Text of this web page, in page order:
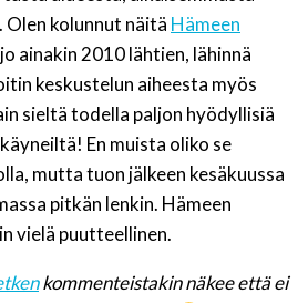
Olen kolunnut näitä Hämeen
ainakin 2010 lähtien, lähinnä
keskustelun aiheesta myös
sieltä todella paljon hyödyllisiä
En muista oliko se
mutta tuon jälkeen kesäkuussa
pitkän lenkin. Hämeen
vielä puutteellinen.
kommenteistakin näkee että ei